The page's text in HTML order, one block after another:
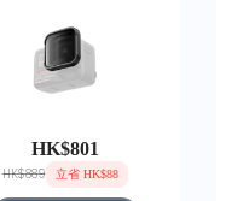
HK$801
立省 HK$88
HK$889